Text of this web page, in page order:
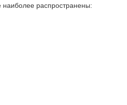
наиболее распространены: